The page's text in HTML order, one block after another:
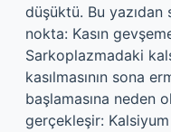
düşüktü. Bu yazıdan
nokta: Kasın
Sarkoplazmadaki
kasılmasının sona
başlamasına neden
gerçekleşir: